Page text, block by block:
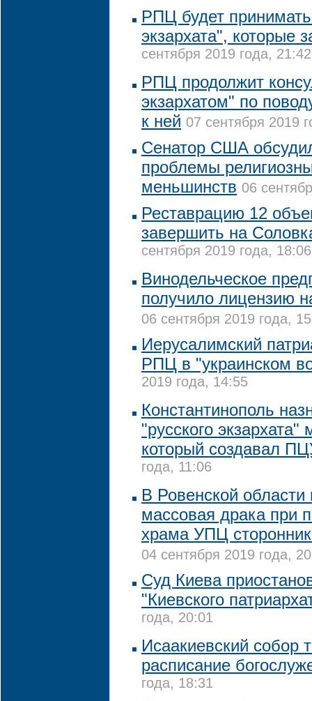
РПЦ будет
экзархата", которые
сентября 2019 года, 21:42
РПЦ продолжит
экзархатом" по
к ней 07 сентября 2019
Сенатор США
проблемы
меньшинств 06
Реставрацию 12
завершить на
сентября 2019 года, 18:06
Винодельческое
получило лицензию
06 сентября 2019 года,
Иерусалимский
РПЦ в "украинском
2019 года, 14:55
Константинополь
"русского экзархата"
который создавал
года, 11:06
В Ровенской
массовая драка при
храма УПЦ
04 сентября 2019 года,
Суд Киева
"Киевского
года, 20:01
Исаакиевский собор
расписание
года, 18:31